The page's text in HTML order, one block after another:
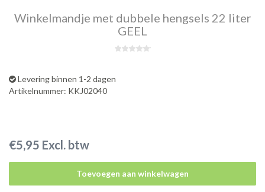
Winkelmandje met dubbele hengsels 22 liter
GEEL
Levering binnen 1-2 dagen
Artikelnummer: KKJ02040
€5,95 Excl. btw
Toevoegen aan winkelwagen